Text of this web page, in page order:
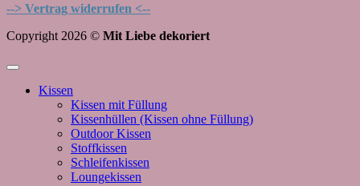
--> Vertrag widerrufen <--
Copyright 2026 © Mit Liebe dekoriert
Kissen
Kissen mit Füllung
Kissenhüllen (Kissen ohne Füllung)
Outdoor Kissen
Stoffkissen
Schleifenkissen
Loungekissen